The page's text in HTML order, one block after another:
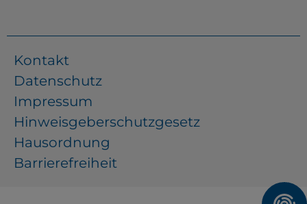
Kontakt
Datenschutz
Impressum
Hinweisgeberschutzgesetz
Hausordnung
Barrierefreiheit